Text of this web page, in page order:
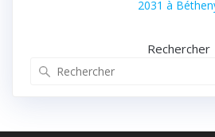
2031 à
Rechercher